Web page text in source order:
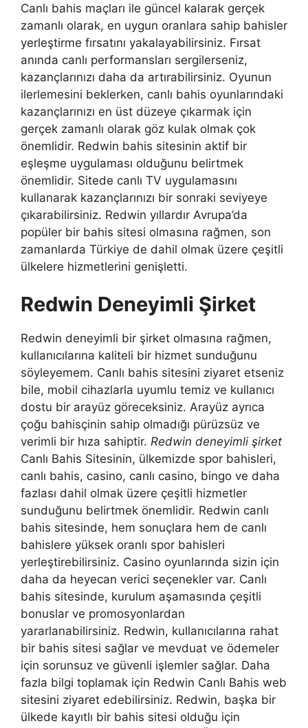
Canlı bahis maçları ile güncel kalarak gerçek
zamanlı olarak, en uygun oranlara sahip bahisler
yerleştirme fırsatını yakalayabilirsiniz. Fırsat
anında canlı performansları sergilerseniz,
kazançlarınızı daha da artırabilirsiniz. Oyunun
ilerlemesini beklerken, canlı bahis oyunlarındaki
kazançlarınızı en üst düzeye çıkarmak için
gerçek zamanlı olarak göz kulak olmak çok
önemlidir. Redwin bahis sitesinin aktif bir
eşleşme uygulaması olduğunu belirtmek
önemlidir. Sitede canlı TV uygulamasını
kullanarak kazançlarınızı bir sonraki seviyeye
çıkarabilirsiniz. Redwin yıllardır Avrupa’da
popüler bir bahis sitesi olmasına rağmen, son
zamanlarda Türkiye de dahil olmak üzere çeşitli
ülkelere hizmetlerini genişletti.
Redwin Deneyimli Şirket
Redwin deneyimli bir şirket olmasına rağmen,
kullanıcılarına kaliteli bir hizmet sunduğunu
söyleyemem. Canlı bahis sitesini ziyaret etseniz
bile, mobil cihazlarla uyumlu temiz ve kullanıcı
dostu bir arayüz göreceksiniz. Arayüz ayrıca
çoğu bahisçinin sahip olmadığı pürüzsüz ve
verimli bir hıza sahiptir. Redwin deneyimli şirket
Canlı Bahis Sitesinin, ülkemizde spor bahisleri,
canlı bahis, casino, canlı casino, bingo ve daha
fazlası dahil olmak üzere çeşitli hizmetler
sunduğunu belirtmek önemlidir. Redwin canlı
bahis sitesinde, hem sonuçlara hem de canlı
bahislere yüksek oranlı spor bahisleri
yerleştirebilirsiniz. Casino oyunlarında sizin için
daha da heyecan verici seçenekler var. Canlı
bahis sitesinde, kurulum aşamasında çeşitli
bonuslar ve promosyonlardan
yararlanabilirsiniz. Redwin, kullanıcılarına rahat
bir bahis sitesi sağlar ve mevduat ve ödemeler
için sorunsuz ve güvenli işlemler sağlar. Daha
fazla bilgi toplamak için Redwin Canlı Bahis web
sitesini ziyaret edebilirsiniz. Redwin, başka bir
ülkede kayıtlı bir bahis sitesi olduğu için